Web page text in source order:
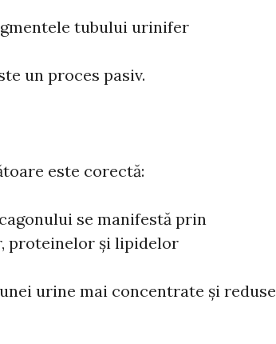
tubului urinifer
un proces pasiv.
este corectă:
se manifestă prin
proteinelor și lipidelor
urine mai concentrate și reduse